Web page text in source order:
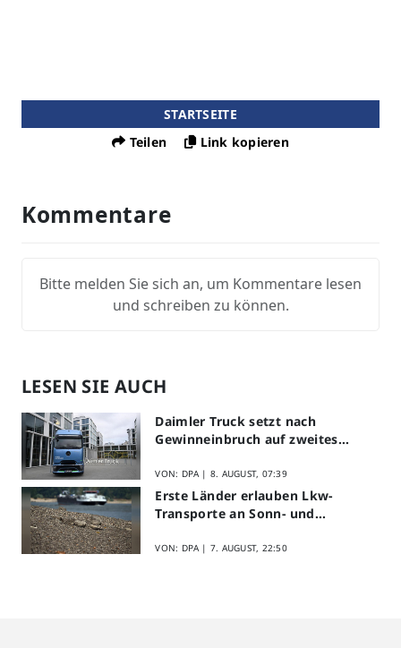
STARTSEITE
Teilen
Link kopieren
Kommentare
Bitte melden Sie sich an, um Kommentare lesen
und schreiben zu können.
LESEN SIE AUCH
Daimler Truck setzt nach
Gewinneinbruch auf zweites
VON: DPA | 8. AUGUST, 07:39
Erste Länder erlauben Lkw-
Transporte an Sonn- und
VON: DPA | 7. AUGUST, 22:50